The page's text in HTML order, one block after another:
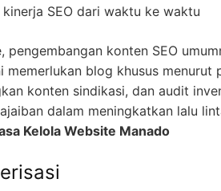
SEO dari waktu ke waktu
konten SEO
blog khusus menurut
konten sindikasi, dan audit
dalam meningkatkan lalu
Kelola Website Manado